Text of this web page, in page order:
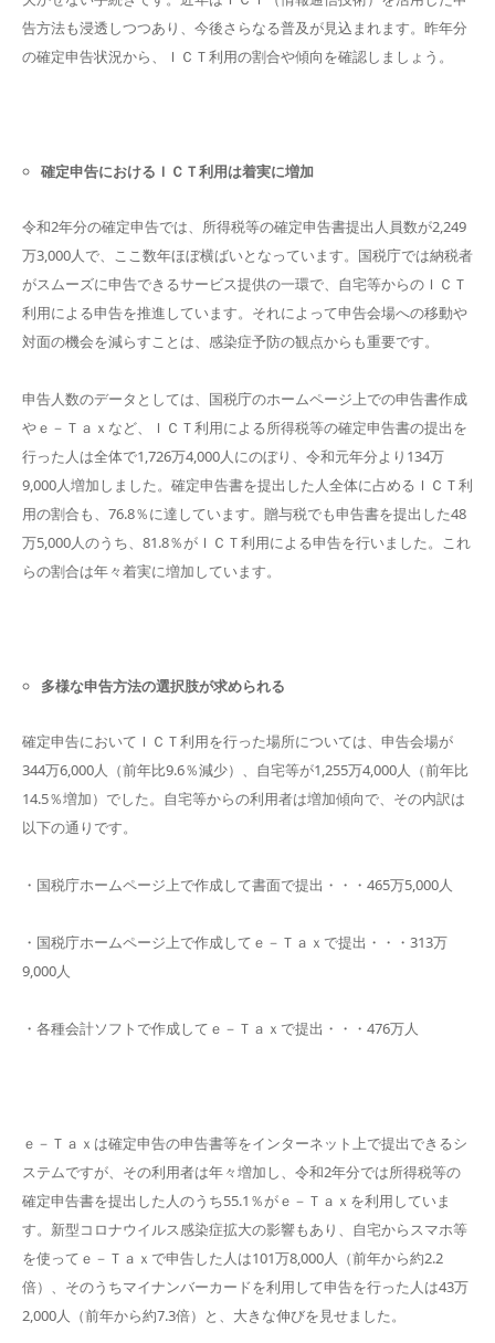
告方法も浸透しつつあり、今後さらなる普及が見込まれます。昨年分
の確定申告状況から、ＩＣＴ利用の割合や傾向を確認しましょう。
確定申告におけるＩＣＴ利用は着実に増加
令和2年分の確定申告では、所得税等の確定申告書提出人員数が2,249
万3,000人で、ここ数年ほぼ横ばいとなっています。国税庁では納税者
がスムーズに申告できるサービス提供の一環で、自宅等からのＩＣＴ
利用による申告を推進しています。それによって申告会場への移動や
対面の機会を減らすことは、感染症予防の観点からも重要です。
申告人数のデータとしては、国税庁のホームページ上での申告書作成
やｅ－Ｔａｘなど、ＩＣＴ利用による所得税等の確定申告書の提出を
行った人は全体で1,726万4,000人にのぼり、令和元年分より134万
9,000人増加しました。確定申告書を提出した人全体に占めるＩＣＴ利
用の割合も、76.8％に達しています。贈与税でも申告書を提出した48
万5,000人のうち、81.8％がＩＣＴ利用による申告を行いました。これ
らの割合は年々着実に増加しています。
多様な申告方法の選択肢が求められる
確定申告においてＩＣＴ利用を行った場所については、申告会場が
344万6,000人（前年比9.6％減少）、自宅等が1,255万4,000人（前年比
14.5％増加）でした。自宅等からの利用者は増加傾向で、その内訳は
以下の通りです。
・国税庁ホームページ上で作成して書面で提出・・・465万5,000人
・国税庁ホームページ上で作成してｅ－Ｔａｘで提出・・・313万
9,000人
・各種会計ソフトで作成してｅ－Ｔａｘで提出・・・476万人
ｅ－Ｔａｘは確定申告の申告書等をインターネット上で提出できるシ
ステムですが、その利用者は年々増加し、令和2年分では所得税等の
確定申告書を提出した人のうち55.1％がｅ－Ｔａｘを利用していま
す。新型コロナウイルス感染症拡大の影響もあり、自宅からスマホ等
を使ってｅ－Ｔａｘで申告した人は101万8,000人（前年から約2.2
倍）、そのうちマイナンバーカードを利用して申告を行った人は43万
2,000人（前年から約7.3倍）と、大きな伸びを見せました。